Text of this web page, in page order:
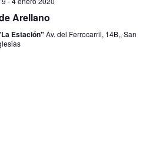
Arellano
Estación" Av. del Ferrocarril, 14B,, San